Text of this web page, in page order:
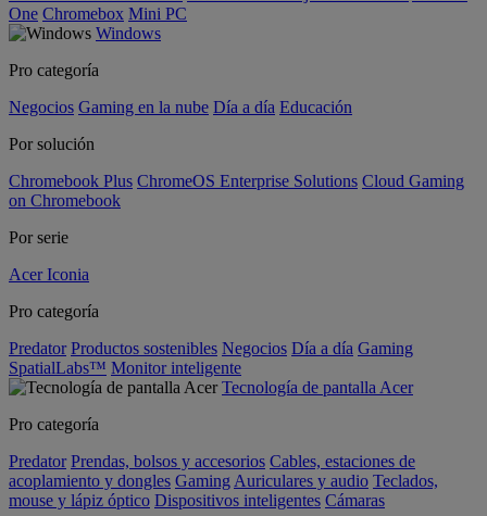
One Chromebox Mini PC
Windows
Pro categoría
Negocios Gaming en la nube Día a día Educación
Por solución
Chromebook Plus ChromeOS Enterprise Solutions Cloud Gaming
on Chromebook
Por serie
Acer Iconia
Pro categoría
Predator Productos sostenibles Negocios Día a día Gaming
SpatialLabs™ Monitor inteligente
Tecnología de pantalla Acer
Pro categoría
Predator Prendas, bolsos y accesorios Cables, estaciones de
acoplamiento y dongles Gaming Auriculares y audio Teclados,
mouse y lápiz óptico Dispositivos inteligentes Cámaras